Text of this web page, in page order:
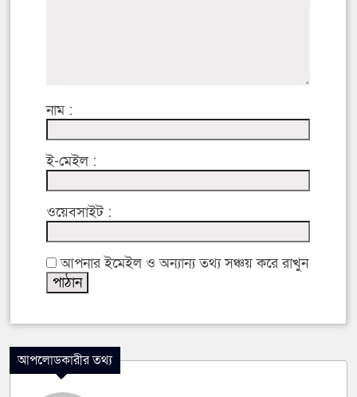
নাম :
ই-মেইল :
ওয়েবসাইট :
আপনার ইমেইল ও অন্যান্য তথ্য সঞ্চয় করে রাখুন
আপলোডকারীর তথ্য